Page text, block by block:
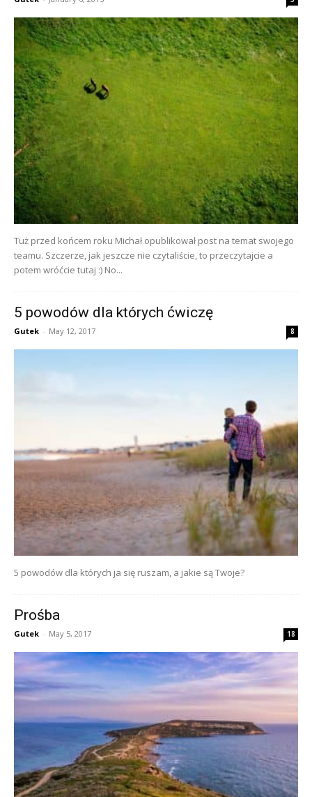
Tuż przed końcem roku Michał opublikował post na temat swojego
teamu. Szczerze, jak jeszcze nie czytaliście, to przeczytajcie a
potem wróćcie tutaj :) No...
5 powodów dla których ćwiczę
Gutek - May 12, 2017 8
5 powodów dla których ja się ruszam, a jakie są Twoje?
Prośba
Gutek - May 5, 2017 18